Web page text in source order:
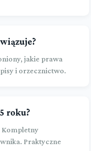
jakie prawa
i orzecznictwo.
roku?
Kompletny
Praktyczne